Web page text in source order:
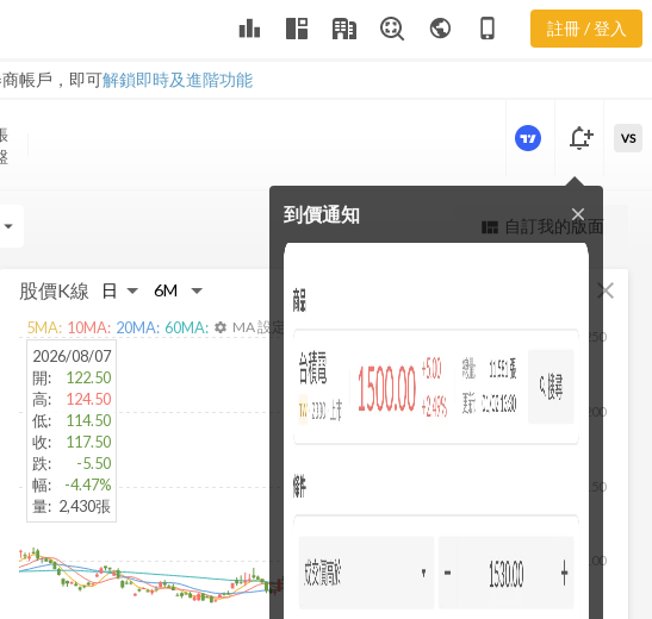
leaderboard public phone_iphone 註冊 / 登入
帳戶，即可解鎖即時及進階功能
2375 營收
更強大的進階價量圖表
notification_add
到價通知 close
VS
arrow_drop_down view_quilt 自訂我的版面
股價K線 close
100
150
200
250
2026/08/07
開:
122.50
高:
124.50
低:
114.50
收:
117.50
跌:
-5.50
幅:
-4.47%
量: 2,430張
5MA: 10MA: 20MA: 60MA: settings MA 設定